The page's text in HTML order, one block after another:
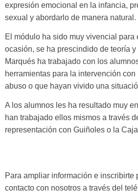
expresión emocional en la infancia,
sexual y abordarlo de manera natural.
El módulo ha sido muy vivencial para
ocasión, se ha prescindido de teoría y
Marqués ha trabajado con los
herramientas para la intervención
abuso o que hayan vivido una
A los alumnos les ha resultado muy
han trabajado ellos mismos a través
representación con Guiñoles o la
Para ampliar información e inscribirte
contacto con nosotros a través del